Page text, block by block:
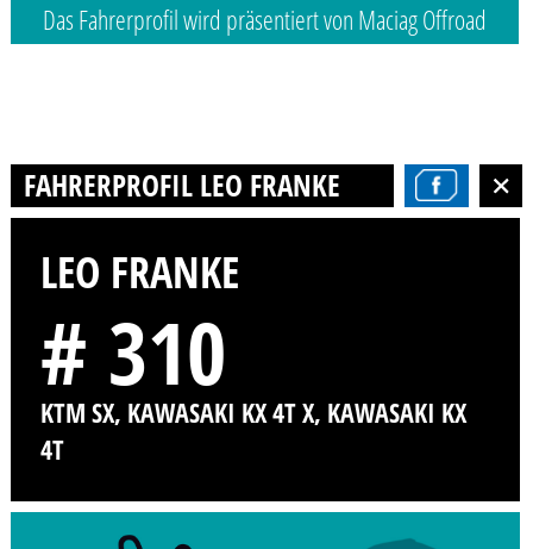
Das Fahrerprofil wird präsentiert von Maciag Offroad
FAHRERPROFIL LEO FRANKE
LEO FRANKE
# 310
KTM SX, KAWASAKI KX 4T X, KAWASAKI KX
4T